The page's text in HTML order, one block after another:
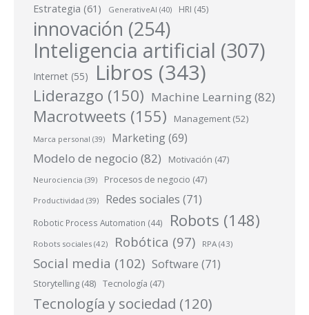
Estrategia (61) GenerativeAI (40) HRI (45)
innovación (254)
Inteligencia artificial (307)
Internet (55) Libros (343)
Liderazgo (150) Machine Learning(82)
Macrotweets (155) Management (52)
Marca personal (39) Marketing (69)
Modelo de negocio (82) Motivación (47)
Neurociencia (39) Procesos de negocio (47)
Productividad (39) Redes sociales (71)
Robotic Process Automation (44) Robots (148)
Robots sociales (42) Robótica (97) RPA (43)
Social media (102) Software (71)
Storytelling (48) Tecnología (47)
Tecnología y sociedad (120)